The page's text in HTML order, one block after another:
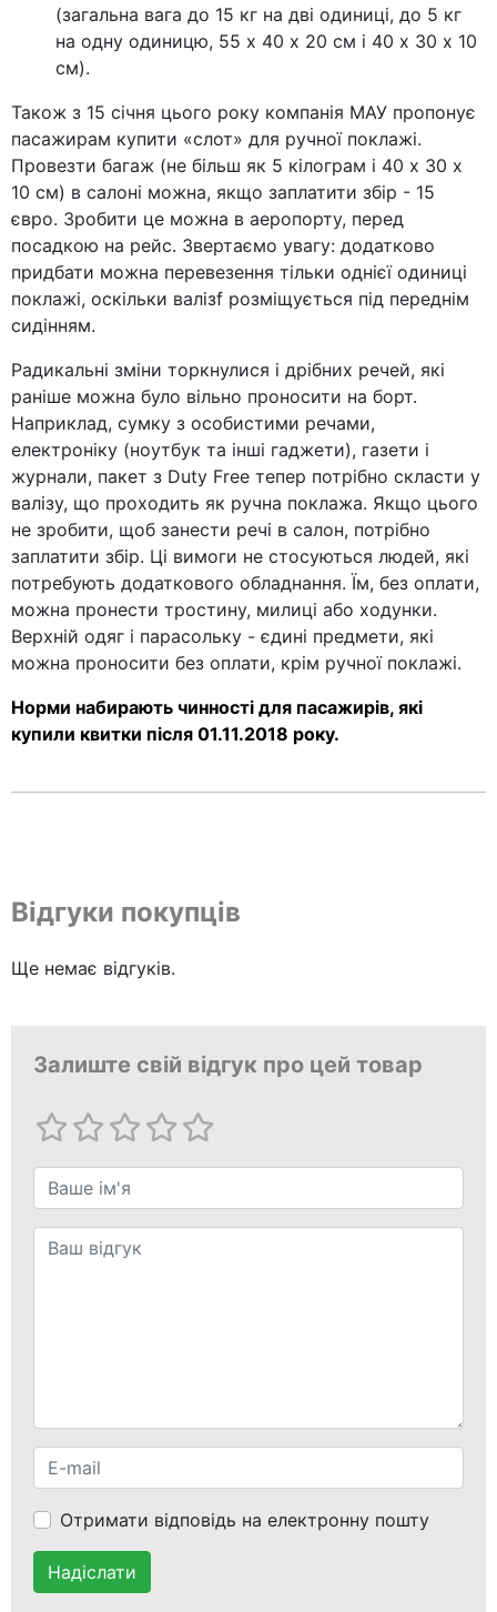
(загальна вага до 15 кг на дві одиниці, до 5 кг
на одну одиницю, 55 х 40 х 20 см і 40 х 30 х 10
см).
Також з 15 січня цього року компанія МАУ пропонує
пасажирам купити «слот» для ручної поклажі.
Провезти багаж (не більш як 5 кілограм і 40 х 30 х
10 см) в салоні можна, якщо заплатити збір - 15
євро. Зробити це можна в аеропорту, перед
посадкою на рейс. Звертаємо увагу: додатково
придбати можна перевезення тільки однієї одиниці
поклажі, оскільки валізf розміщується під переднім
сидінням.
Радикальні зміни торкнулися і дрібних речей, які
раніше можна було вільно проносити на борт.
Наприклад, сумку з особистими речами,
електроніку (ноутбук та інші гаджети), газети і
журнали, пакет з Duty Free тепер потрібно скласти у
валізу, що проходить як ручна поклажа. Якщо цього
не зробити, щоб занести речі в салон, потрібно
заплатити збір. Ці вимоги не стосуються людей, які
потребують додаткового обладнання. Їм, без оплати,
можна пронести тростину, милиці або ходунки.
Верхній одяг і парасольку - єдині предмети, які
можна проносити без оплати, крім ручної поклажі.
Норми набирають чинності для пасажирів, які
купили квитки після 01.11.2018 року.
Відгуки покупців
Ще немає відгуків.
Залиште свій відгук про цей товар
Отримати відповідь на електронну пошту
Надіслати